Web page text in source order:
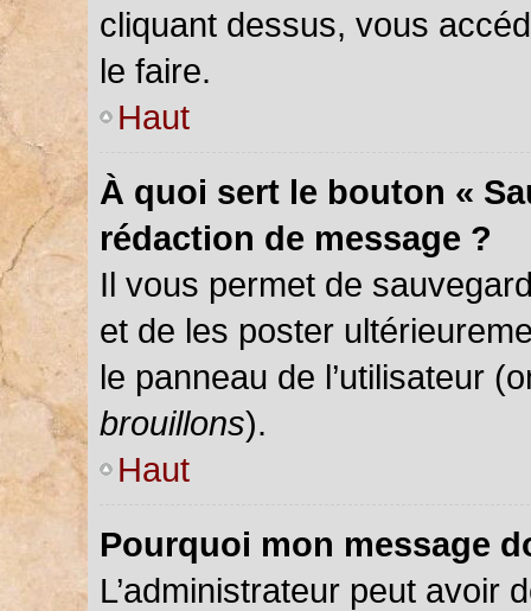
cliquant dessus, vous
le faire.
Haut
À quoi sert le bouton «
rédaction de message ?
Il vous permet de
et de les poster
le panneau de l’utilisateur
brouillons).
Haut
Pourquoi mon message
L’administrateur peut avoir